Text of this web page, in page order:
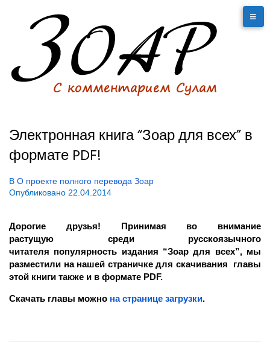
Электронная книга “Зоар для всех” в
формате PDF!
В О проекте полного перевода Зоар
Опубликовано 22.04.2014
Дорогие друзья! Принимая во внимание
растущую среди русскоязычного
читателя популярность издания “Зоар для всех”, мы
разместили на нашей страничке для скачивания главы
этой книги также и в формате PDF.
Скачать главы можно на странице загрузки.